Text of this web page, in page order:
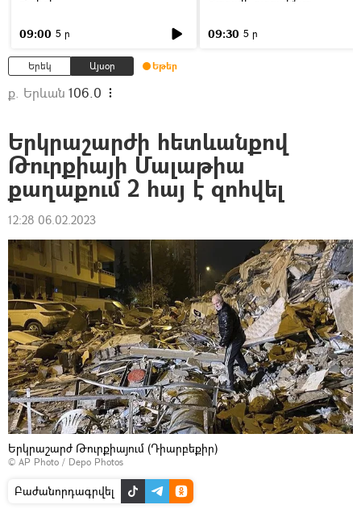
09:00 5 ր 09:30 5 ր
Երեկ Այսօր Եթեր
ք. Երևան 106.0
Երկրաշարժի հետևանքով
Թուրքիայի Մալաթիա
քաղաքում 2 հայ է զոհվել
12:28 06.02.2023
Երկրաշարժ Թուրքիայում (Դիարբեքիր)
© AP Photo / Depo Photos
Բաժանորդագրվել